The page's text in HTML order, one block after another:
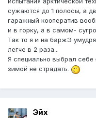
сужаются до 1 полосы, а
гаражный кооператив
и в горку, а в самом-
Так то я и на баржЭ
легче в 2 раза...
Я специально выбрал себе
зимой не страдать.
Эйх